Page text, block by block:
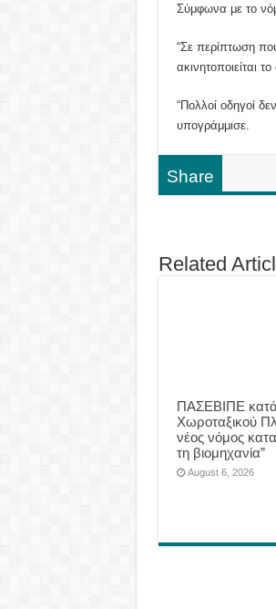
Σύμφωνα με το
“Σε περίπτωση
ακινητοποιείται
“Πολλοί οδηγοί
υπογράμμισε.
Share
Related
ΠΑΣΕΒΙΠΕ κατά
Χωροταξικού
νέος νόμος
τη βιομηχανία”
August 6, 2026